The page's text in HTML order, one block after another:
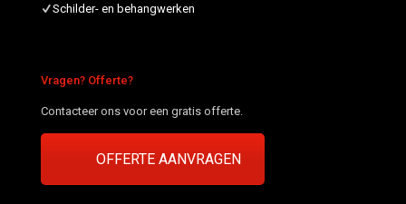
Schilder- en behangwerken
Vragen? Offerte?
Contacteer ons voor een gratis offerte.
OFFERTE AANVRAGEN